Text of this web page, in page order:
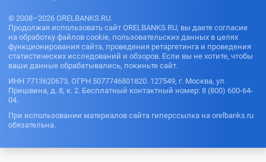
© 2008–2026 ORELBANKS.RU.
Продолжая использовать сайт ORELBANKS.RU, вы даете согласие
на обработку файлов cookie, пользовательских данных в целях
функционирования сайта, проведения ретаргетинга и проведения
статистических исследований и обзоров. Если вы не хотите, чтобы
ваши данные обрабатывались, покиньте сайт.
ИНН 7713620673, ОГРН 5077746801820. 127549, г. Москва, ул.
Пришвина, д. 8, к. 2. Бесплатный контактный номер: 8 (800) 600-64-
04.
При использовании материалов сайта гиперссылка на orelbanks.ru
обязательна.